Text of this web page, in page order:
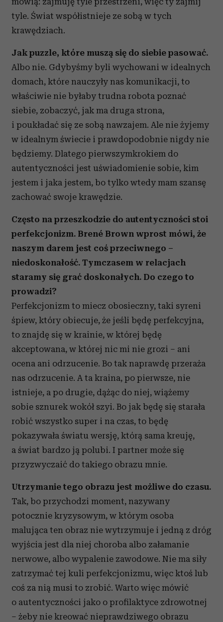
tyle. Świat współistnieje ze sobą w tych
krawędziach.
Jak puzzle, które muszą się do siebie pasować.
Albo nie. Gdybyśmy byli wychowani w idealnych
domach, które nauczyły nas komunikacji, to
właściwie nie byłaby trudna robota poznać
siebie, zobaczyć, jak ma druga strona,
i poukładać się ze sobą nawzajem. Ale nie żyjemy
w idealnym świecie i prawdopodobnie nigdy nie
będziemy. Dlatego pierwszymkrokiem do
autentyczności jest uświadomienie sobie, kim
jestem i jaka jestem, bo tylko wtedy mam szansę
zachować swoje krawędzie.
Często na przeszkodzie do autentyczności stoi
perfekcjonizm. Brené Brown wprost mówi, że
naszym darem jest coś przeciwnego –
niedoskonałość. Tymczasem w relacjach
staramy się grać doskonałych. Do czego to
prowadzi?
Perfekcjonizm to miecz obosieczny, taki syreni
śpiew, który obiecuje, że jeśli będę perfekcyjna,
to znajdę się w krainie, w której będę
akceptowana, w której nic mi nie grozi – ani
ocena ani odrzucenie. Bo tak naprawdę przeraża
nas odrzucenie. A ta kraina, po pierwsze, nie
istnieje, a po drugie, dążąc do niej, wiążemy
sobie sznurek wokół szyi. Bo jak będę się starała
robić wszystko super i na czas, to będę
pokazywała światu wersję, którą sama kreuję,
a świat bardzo ją polubi. I partner może się
przyzwyczaić do takiego obrazu mnie.
Utrzymanie tego obrazu jest możliwe do czasu.
Tak, bo przychodzi moment, nazywany
potocznie kryzysowym, w którym osoba
malująca ten obraz nie wytrzymuje i jedną z dróg
wyjścia jest dla niej choroba albo załamanie
nerwowe, albo wypalenie zawodowe. Nie ma siły
zatrzymać tej kuli perfekcjonizmu, więc ktoś lub
coś za nią musi to zrobić. Warto więc mówić
o autentyczności jako o profilaktyce zdrowotnej
– żeby nie kreować nieprawdziwego obrazu